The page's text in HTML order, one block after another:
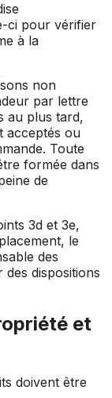
ci pour vérifier
à la
non
par lettre
au plus tard,
acceptés ou
Toute
formée dans
de
3d et 3e,
le
des
des dispositions
et
doivent être